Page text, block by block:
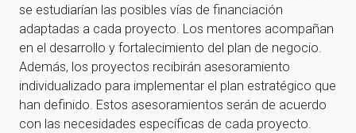
se estudiarían las posibles vías de financiación
adaptadas a cada proyecto. Los mentores acompañan
en el desarrollo y fortalecimiento del plan de negocio.
Además, los proyectos recibirán asesoramiento
individualizado para implementar el plan estratégico que
han definido. Estos asesoramientos serán de acuerdo
con las necesidades específicas de cada proyecto.